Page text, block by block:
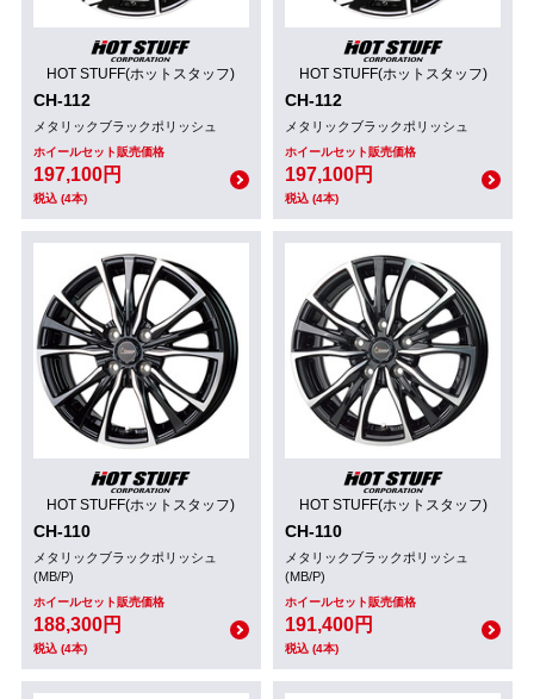
HOT STUFF(ホットスタッフ)
CH-112
メタリックブラックポリッシュ
ホイールセット販売価格
197,100円
税込 (4本)
HOT STUFF(ホットスタッフ)
CH-112
メタリックブラックポリッシュ
ホイールセット販売価格
197,100円
税込 (4本)
HOT STUFF(ホットスタッフ)
CH-110
メタリックブラックポリッシュ
(MB/P)
ホイールセット販売価格
188,300円
税込 (4本)
HOT STUFF(ホットスタッフ)
CH-110
メタリックブラックポリッシュ
(MB/P)
ホイールセット販売価格
191,400円
税込 (4本)